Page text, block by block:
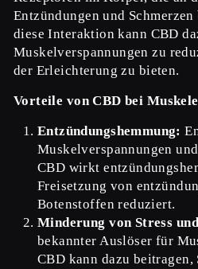
Entzündungen und
diese Interaktion kann CBD
Muskelverspannungen zu
der Erleichterung zu bieten.
Vorteile von CBD bei
Entzündungshemmung:
Muskelverspannungen
CBD wirkt
Freisetzung von
Botenstoffen reduziert.
Minderung von Stress
bekannter Auslöser für
CBD kann dazu beitragen,